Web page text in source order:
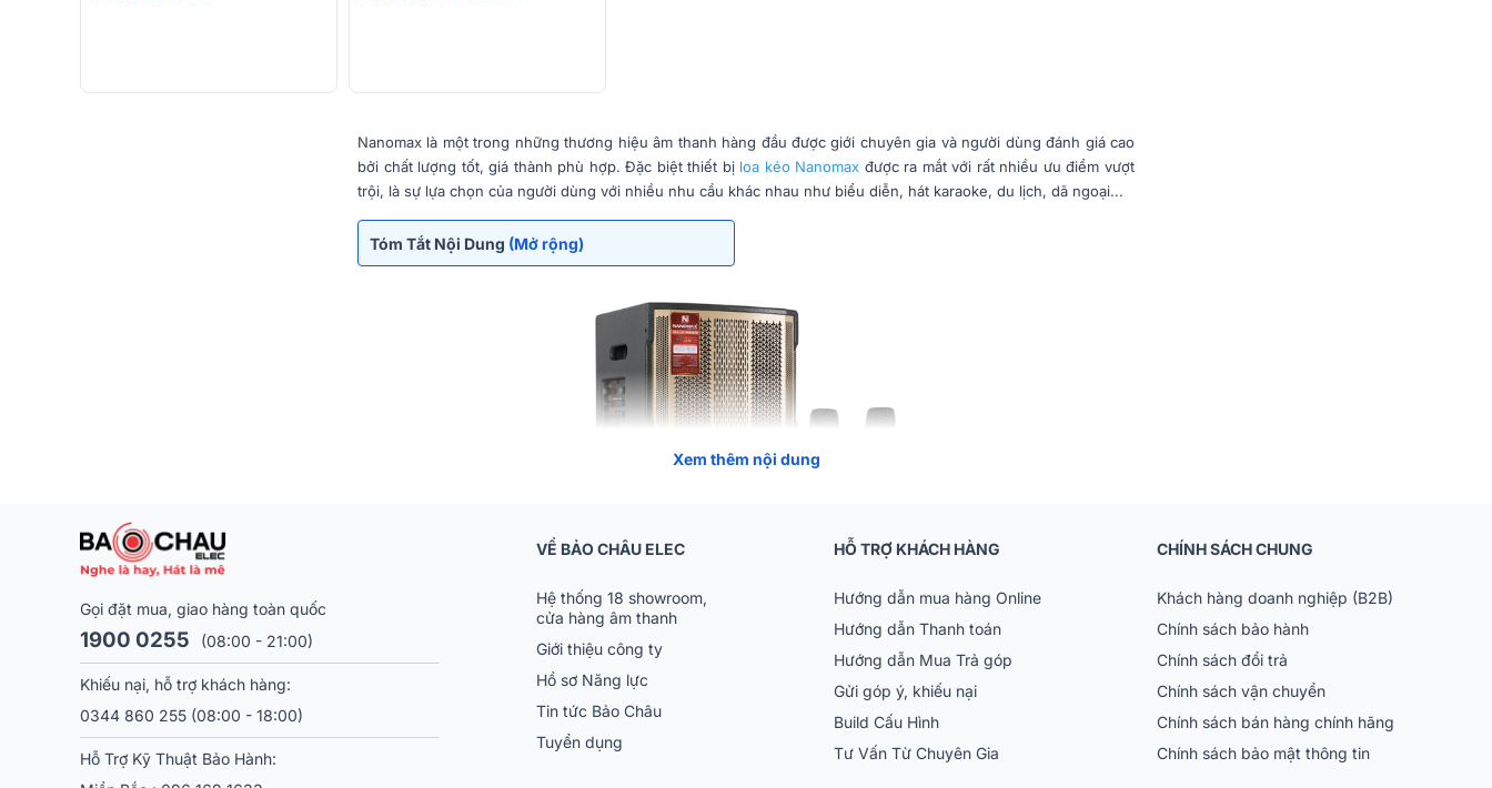
Nanomax là một trong những thương hiệu âm thanh hàng đầu được giới chuyên gia và người dùng đánh giá cao
bởi chất lượng tốt, giá thành phù hợp. Đặc biệt thiết bị loa kéo Nanomax được ra mắt với rất nhiều ưu điểm vượt
trội, là sự lựa chọn của người dùng với nhiều nhu cầu khác nhau như biểu diễn, hát karaoke, du lịch, dã ngoại...
Tóm Tắt Nội Dung (Mở rộng)
Loa Kéo Nanomax của nước nào ?
Thương hiệu Nanomax có lịch sử hình thành và phát triển lâu đời, dòng loa được sản xuất chính tại Trung Quốc
nhưng áp dụng công nghệ sản xuất và quy trình hàng đầu từ Hoa Kỳ. Hệ thống linh kiện được tuyển chọn kỹ
lưỡng đảm bảo chất lượng sản phẩm đầu ra tốt nhất tới tay người dùng.
Xem thêm nội dung
Gọi đặt mua, giao hàng toàn quốc
1900 0255 (08:00 - 21:00)
Khiếu nại, hỗ trợ khách hàng:
0344 860 255 (08:00 - 18:00)
Hỗ Trợ Kỹ Thuật Bảo Hành:
VỀ BẢO CHÂU ELEC
Hệ thống 18 showroom,
cửa hàng âm thanh
Giới thiệu công ty
Hồ sơ Năng lực
Tin tức Bảo Châu
Tuyển dụng
HỖ TRỢ KHÁCH HÀNG
Hướng dẫn mua hàng Online
Hướng dẫn Thanh toán
Hướng dẫn Mua Trả góp
Gửi góp ý, khiếu nại
Build Cấu Hình
Tư Vấn Từ Chuyên Gia
CHÍNH SÁCH CHUNG
Khách hàng doanh nghiệp (B2B)
Chính sách bảo hành
Chính sách đổi trả
Chính sách vận chuyển
Chính sách bán hàng chính hãng
Chính sách bảo mật thông tin